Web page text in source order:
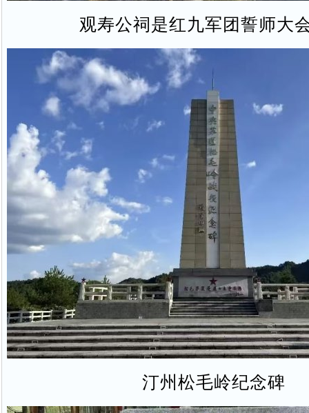
观寿公祠是红九军团誓师大
汀州松毛岭纪念碑